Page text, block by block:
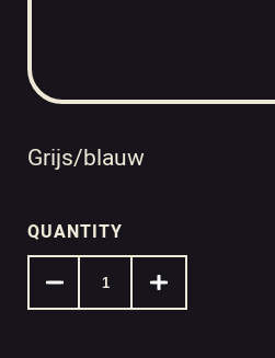
Grijs/blauw
QUANTITY